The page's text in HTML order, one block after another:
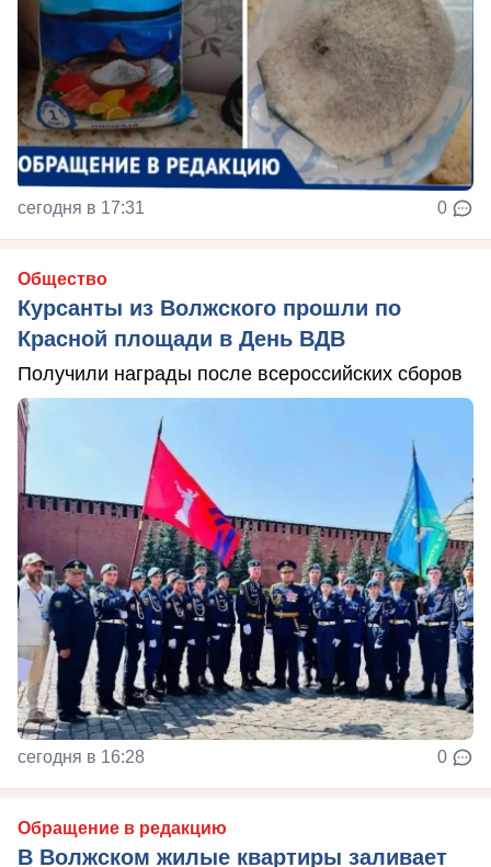
сегодня в 17:31 0
Общество
Курсанты из Волжского прошли по
Красной площади в День ВДВ
Получили награды после всероссийских сборов
сегодня в 16:28 0
Обращение в редакцию
В Волжском жилые квартиры заливает